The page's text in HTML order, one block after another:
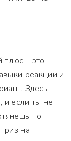
плюс - это
реакции и
Здесь
и если ты не
то
на